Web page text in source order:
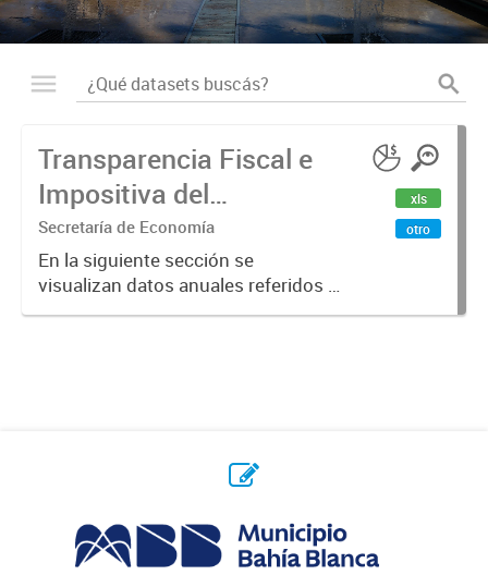
Transparencia Fiscal e
Impositiva del
Municipio. Año 2023
Secretaría de Economía
En la siguiente sección se
visualizan datos anuales referidos a
la transparencia fiscal e impositiva
xls
otro